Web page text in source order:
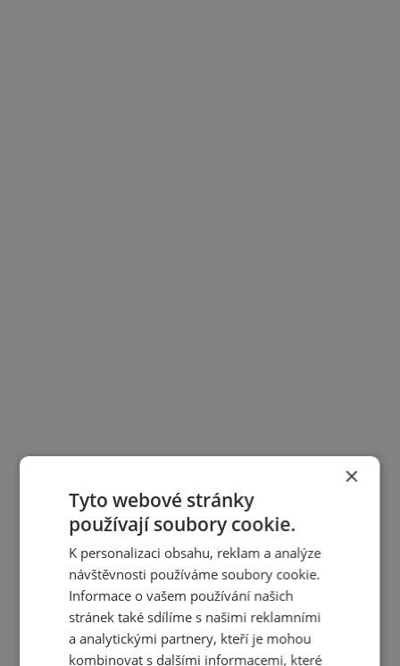
×
Tyto webové stránky
používají soubory cookie.
K personalizaci obsahu, reklam a analýze
návštěvnosti používáme soubory cookie.
Informace o vašem používání našich
stránek také sdílíme s našimi reklamními
a analytickými partnery, kteří je mohou
kombinovat s dalšími informacemi, které